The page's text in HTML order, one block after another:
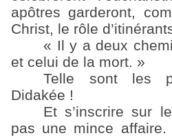
apôtres garderont,
Christ, le rôle
« Il y a deux
et celui de la mort. »
Telle sont les
Didakée !
Et s’inscrire sur
pas une mince